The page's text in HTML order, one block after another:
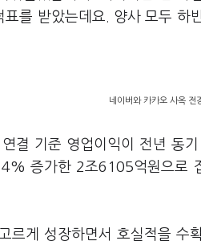
표를 받았는데요
양사 모두 하
네이버와 카카오 사옥 전
결 기준 영업이익이 전년 동기
증가한 2조6105억원으로
르게 성장하면서 호실적을 수